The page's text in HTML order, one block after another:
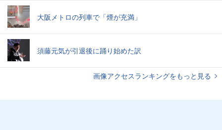
大阪メトロの列車で「煙が充満」
須藤元気が引退後に踊り始めた訳
画像アクセスランキングをもっと見る